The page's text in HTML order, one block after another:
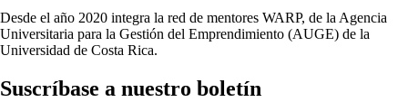
Desde el año 2020 integra la red de mentores WARP, de la Agencia
Universitaria para la Gestión del Emprendimiento (AUGE) de la
Universidad de Costa Rica.
Suscríbase a nuestro boletín